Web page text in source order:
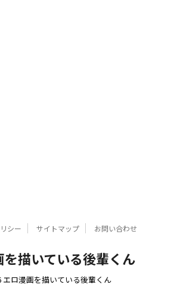
シー サイトマップ お問い合わせ
を描いている後輩くん
ロ漫画を描いている後輩くん